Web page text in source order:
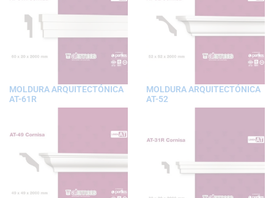
MOLDURA ARQUITECTÓNICA
AT-61R
MOLDURA ARQUITECTÓNICA
AT-52